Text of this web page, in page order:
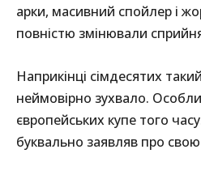
арки, масивний спойлер і
повністю змінювали
Наприкінці сімдесятих
неймовірно зухвало.
європейських купе того
буквально заявляв про